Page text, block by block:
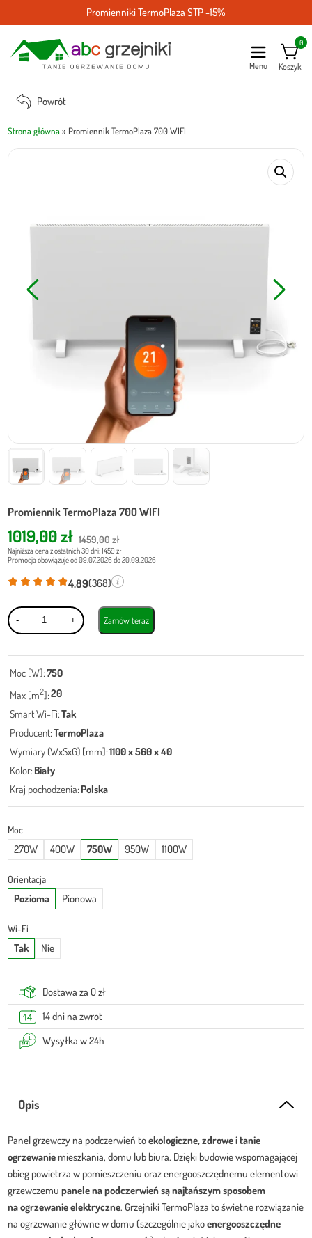
Promienniki TermoPlaza STP -15%
Menu
0
Koszyk
Powrót
Strona główna» Promiennik TermoPlaza 700 WIFI
Promiennik TermoPlaza 700 WIFI
1459,00zł
Pierwotna
cena
wynosiła:
1019,00zł
Aktualna
cena
wynosi:
Najniższa cena z ostatnich 30 dni: 1459 zł
Promocja obowiązuje od 09.07.2026 do 20.09.2026
4.89(368)
-
ilość
Promiennik
WIFI
+ Zamów teraz
Moc [W]:750
Max [m2]:20
Smart Wi-Fi:Tak
Producent:TermoPlaza
Wymiary (WxSxG) [mm]:1100 x 560 x 40
Kolor: Biały
Kraj pochodzenia: Polska
Moc
270W 400W 750W 950W 1100W
Orientacja
Pozioma Pionowa
Wi-Fi
Tak Nie
Dostawa za 0 zł
14 dni na zwrot
Wysyłka w 24h
Opis
Panel grzewczy na podczerwień toekologiczne, zdrowe i tanie
ogrzewanie mieszkania, domu lub biura. Dzięki budowie wspomagającej
obieg powietrza w pomieszczeniu oraz energooszczędnemu elementowi
grzewczemupanele na podczerwień są najtańszym sposobem
na ogrzewanie elektryczne. Grzejniki TermoPlaza to świetne rozwiązanie
na ogrzewanie główne w domu (szczególnie jakoenergooszczędne